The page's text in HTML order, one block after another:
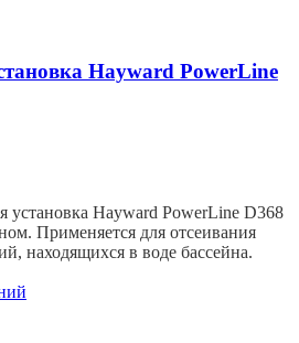
Hayward PowerLine
установка Hayward PowerLine D368
Применяется для отсеивания
находящихся в воде бассейна.